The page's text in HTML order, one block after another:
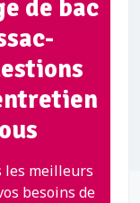
de bac
les meilleurs
besoins de